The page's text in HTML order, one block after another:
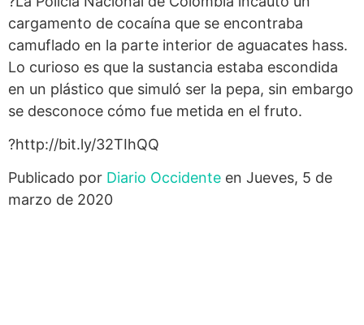
cargamento de cocaína que se encontraba
camuflado en la parte interior de aguacates hass.
Lo curioso es que la sustancia estaba escondida
en un plástico que simuló ser la pepa, sin embargo
se desconoce cómo fue metida en el fruto.
?http://bit.ly/32TIhQQ
Publicado por Diario Occidente en Jueves, 5 de
marzo de 2020